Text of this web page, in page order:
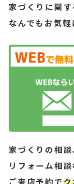
家づくりに関す
なんでもお気軽
家づくりの相談
リフォーム相